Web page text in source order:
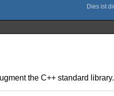
the C++ standard library.